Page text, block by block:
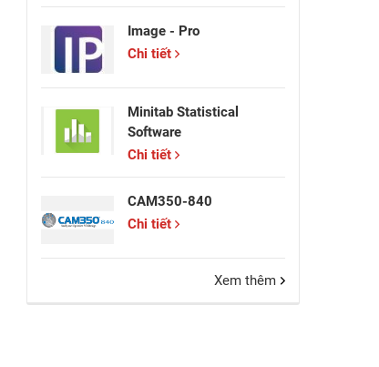
Image - Pro
Chi tiết
Minitab Statistical
Software
Chi tiết
CAM350-840
Chi tiết
Xem thêm